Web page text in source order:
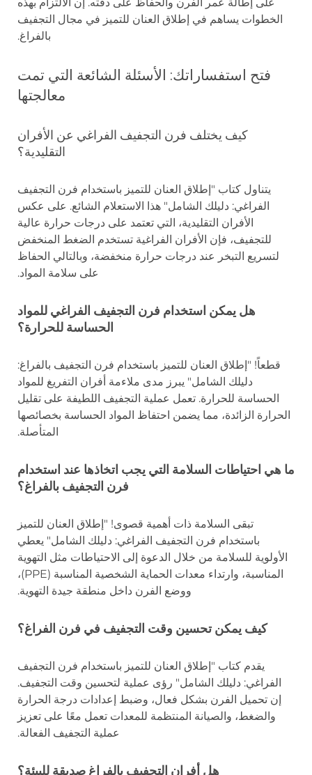
الخطوات يساهم في إطلاق العنان للتميز في مجال التجفيف
بالفراغ.
فتح استفساراتك: الأسئلة الشائعة التي تمت
معالجتها
كيف يختلف فرن التجفيف الفراغي عن الأفران
التقليدية؟
يتناول كتاب "إطلاق العنان للتميز باستخدام فرن التجفيف
الفراغي: دليلك الشامل" هذا الاستعلام الشائع. على عكس
الأفران التقليدية، التي تعتمد على درجات حرارة عالية
للتجفيف، فإن الأفران الفراغية تستخدم الضغط المنخفض
لتسريع التبخر عند درجات حرارة منخفضة، وبالتالي الحفاظ
على سلامة المواد.
هل يمكن استخدام فرن التجفيف الفراغي للمواد
الحساسة للحرارة؟
قطعاً! "إطلاق العنان للتميز باستخدام فرن التجفيف بالفراغ:
دليلك الشامل" يبرز مدى ملاءمة أفران التفريغ للمواد
الحساسة للحرارة. تعمل عملية التجفيف اللطيفة على تقليل
الحرارة الزائدة، مما يضمن احتفاظ المواد الحساسة بخصائصها
المتأصلة.
ما هي احتياطات السلامة التي يجب اتخاذها عند استخدام
فرن التجفيف بالفراغ؟
تبقى السلامة ذات أهمية قصوى! "إطلاق العنان للتميز
باستخدام فرن التجفيف الفراغي: دليلك الشامل" يعطي
الأولوية للسلامة من خلال الدعوة إلى الاحتياطات مثل التهوية
المناسبة، وارتداء معدات الحماية الشخصية المناسبة (PPE)،
ووضع الفرن داخل منطقة جيدة التهوية.
كيف يمكن تحسين وقت التجفيف في فرن الفراغ؟
يقدم كتاب "إطلاق العنان للتميز باستخدام فرن التجفيف
الفراغي: دليلك الشامل" رؤى عملية لتحسين وقت التجفيف.
إن تحميل الفرن بشكل فعال، وضبط إعدادات درجة الحرارة
والضغط، والصيانة المنتظمة للمعدات تعمل معًا على تعزيز
عملية التجفيف الفعالة.
هل أفران التجفيف بالفراغ صديقة للبيئة؟